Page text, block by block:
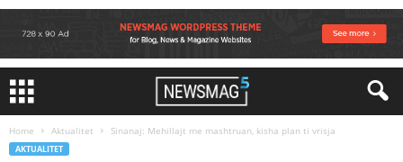
Home Aktualitet Sinanaj: Mehillajt me mashtruan, kisha plan ti vrisja
AKTUALITET